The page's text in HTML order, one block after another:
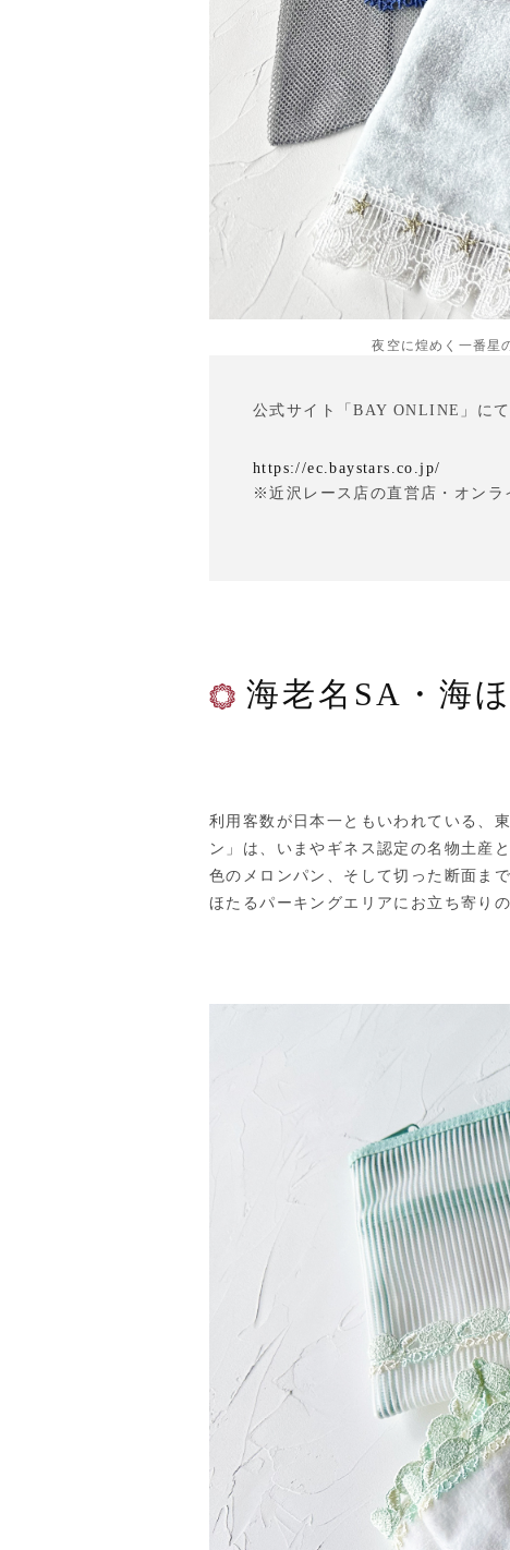
夜空に煌めく一番星
公式サイト「BAY ONLINE」にて
https://ec.baystars.co.jp/
※近沢レース店の直営店・オンラ
海老名SA・海
利用客数が日本一ともいわれている、
ン」は、いまやギネス認定の名物土産
色のメロンパン、そして切った断面ま
ほたるパーキングエリアにお立ち寄り